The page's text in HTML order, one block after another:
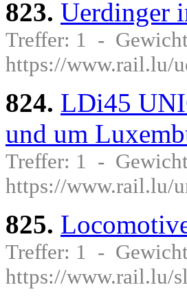
823. Uerdinger
Treffer: 1 -
https://www.rail.lu/
824. LDi45
und um
Treffer: 1 -
https://www.rail.lu/
825.
Treffer: 1 -
https://www.rail.lu/